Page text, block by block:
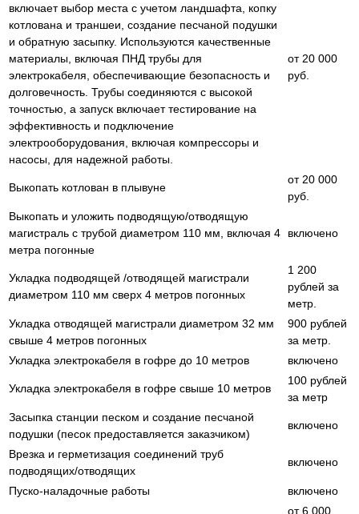
включает выбор места с учетом ландшафта, копку
котлована и траншеи, создание песчаной подушки
и обратную засыпку. Используются качественные
материалы, включая ПНД трубы для
электрокабеля, обеспечивающие безопасность и
долговечность. Трубы соединяются с высокой
точностью, а запуск включает тестирование на
эффективность и подключение
электрооборудования, включая компрессоры и
насосы, для надежной работы.
от 20 000
руб.
Выкопать котлован в плывуне
от 20 000
руб.
Выкопать и уложить подводящую/отводящую
магистраль с трубой диаметром 110 мм, включая 4
метра погонные
включено
Укладка подводящей /отводящей магистрали
диаметром 110 мм сверх 4 метров погонных
1 200
рублей за
метр.
Укладка отводящей магистрали диаметром 32 мм
свыше 4 метров погонных
900 рублей
за метр.
Укладка электрокабеля в гофре до 10 метров
включено
Укладка электрокабеля в гофре свыше 10 метров
100 рублей
за метр
Засыпка станции песком и создание песчаной
подушки (песок предоставляется заказчиком)
включено
Врезка и герметизация соединений труб
подводящих/отводящих
включено
Пуско-наладочные работы включено
от 6 000